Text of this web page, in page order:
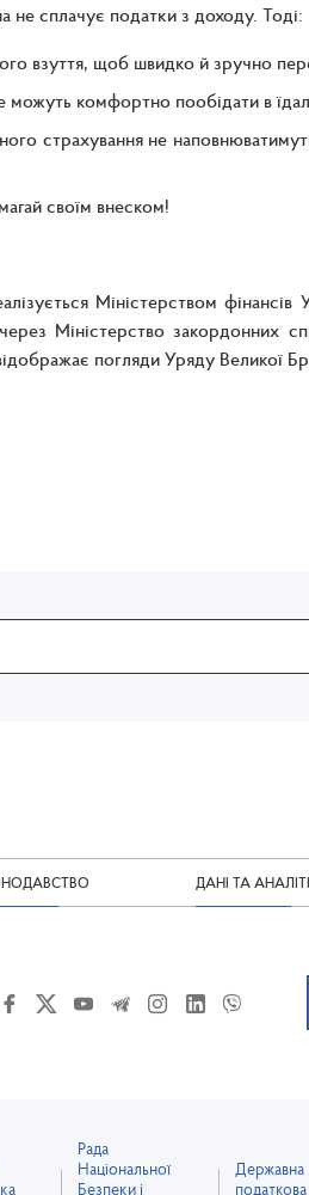
не сплачує податки з доходу. Тоді:
взуття, щоб швидко й зручно
можуть комфортно пообідати в
страхування не
своїм внеском!
Міністерством
Міністерство закордонних
погляди Уряду Великої
ДАНІ ТА
Рада
Національної
Безпеки і
Державна
податкова